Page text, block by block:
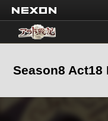
Season8 Act18
追加変更事項